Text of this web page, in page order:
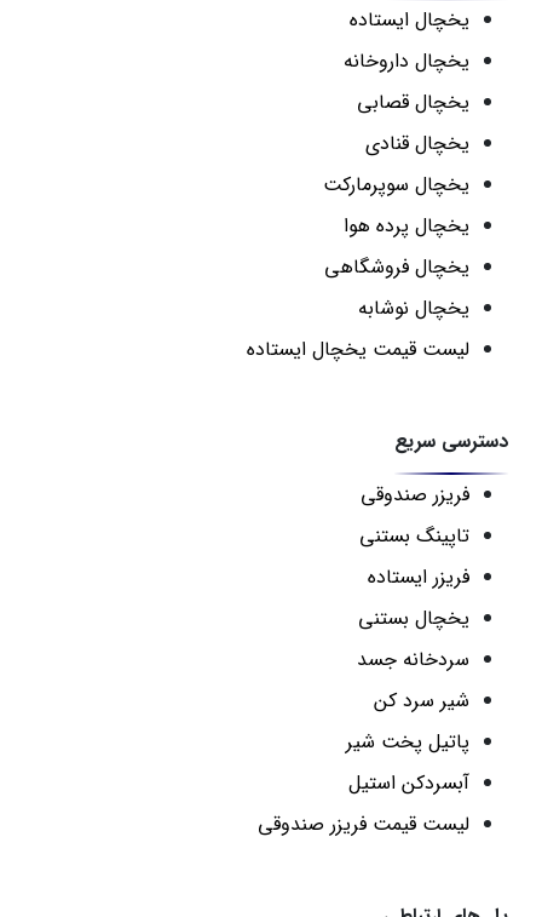
یخچال ایستاده
یخچال داروخانه
یخچال قصابی
یخچال قنادی
یخچال سوپرمارکت
یخچال پرده هوا
یخچال فروشگاهی
یخچال نوشابه
لیست قیمت یخچال ایستاده
دسترسی سریع
فریزر صندوقی
تاپینگ بستنی
فریزر ایستاده
یخچال بستنی
سردخانه جسد
شیر سرد کن
پاتیل پخت شیر
آبسردکن استیل
لیست قیمت فریزر صندوقی